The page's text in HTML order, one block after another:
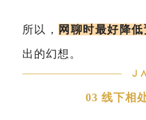
所以， 网聊时最好降低
出的幻想。
03 线下相